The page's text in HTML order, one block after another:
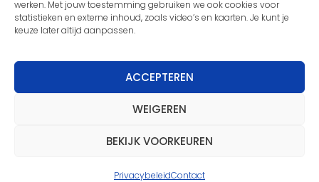
werken. Met jouw toestemming gebruiken we ook cookies voor
statistieken en externe inhoud, zoals video’s en kaarten. Je kunt je
keuze later altijd aanpassen.
ACCEPTEREN
WEIGEREN
BEKIJK VOORKEUREN
PrivacybeleidContact
Nieuwsbrief
Meld je aan voor de nieuwsbrief en blijf
op de hoogte van de laatste
scoutinggroep.